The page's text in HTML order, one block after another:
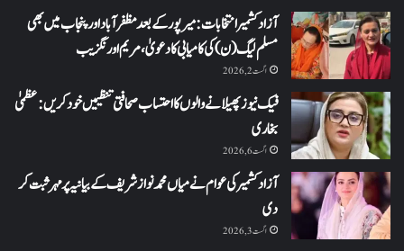
آزاد کشمیر انتخابات: میرپور کے بعد مظفرآباد اور پنجاب میں بھی
مسلم لیگ (ن) کی کامیابی کا دعویٰ، مریم اورنگزیب
اگست 2, 2026
فیک نیوز پھیلانے والوں کا احتساب صحافتی تنظیمیں خود کریں: عظمیٰ
بخاری
اگست 6, 2026
آزاد کشمیر کی عوام نے میاں محمد نواز شریف کے بیانیہ پر مہر ثبت کر
دی
اگست 3, 2026